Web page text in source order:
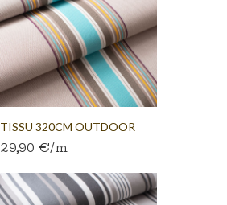
TISSU 320CM OUTDOOR
RAYURE...
29,90 €/m